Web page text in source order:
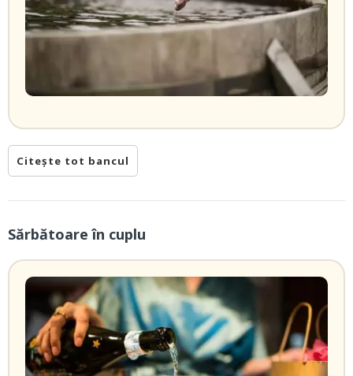
Citește tot bancul
Sărbătoare în cuplu